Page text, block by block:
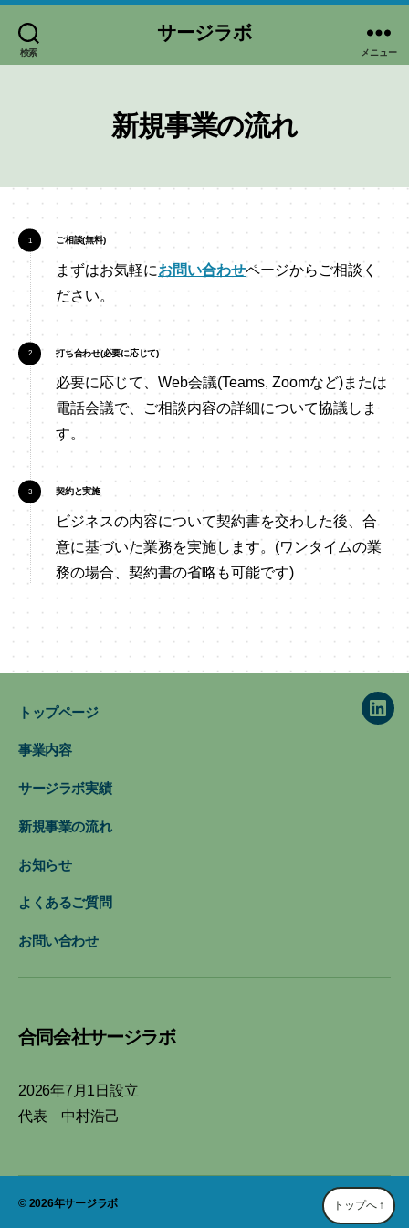
検索
サージラボ
メニュー
新規事業の流れ
ご相談(無料)
まずはお気軽にお問い合わせページからご相談く
ださい。
打ち合わせ(必要に応じて)
必要に応じて、Web会議(Teams, Zoomなど)または
電話会議で、ご相談内容の詳細について協議しま
す。
契約と実施
ビジネスの内容について契約書を交わした後、合
意に基づいた業務を実施します。(ワンタイムの業
務の場合、契約書の省略も可能です)
トップページ
事業内容
サージラボ実績
新規事業の流れ
お知らせ
よくあるご質問
お問い合わせ
合同会社サージラボ
2026年7月1日設立
代表 中村浩己
© 2026年サージラボ トップへ ↑